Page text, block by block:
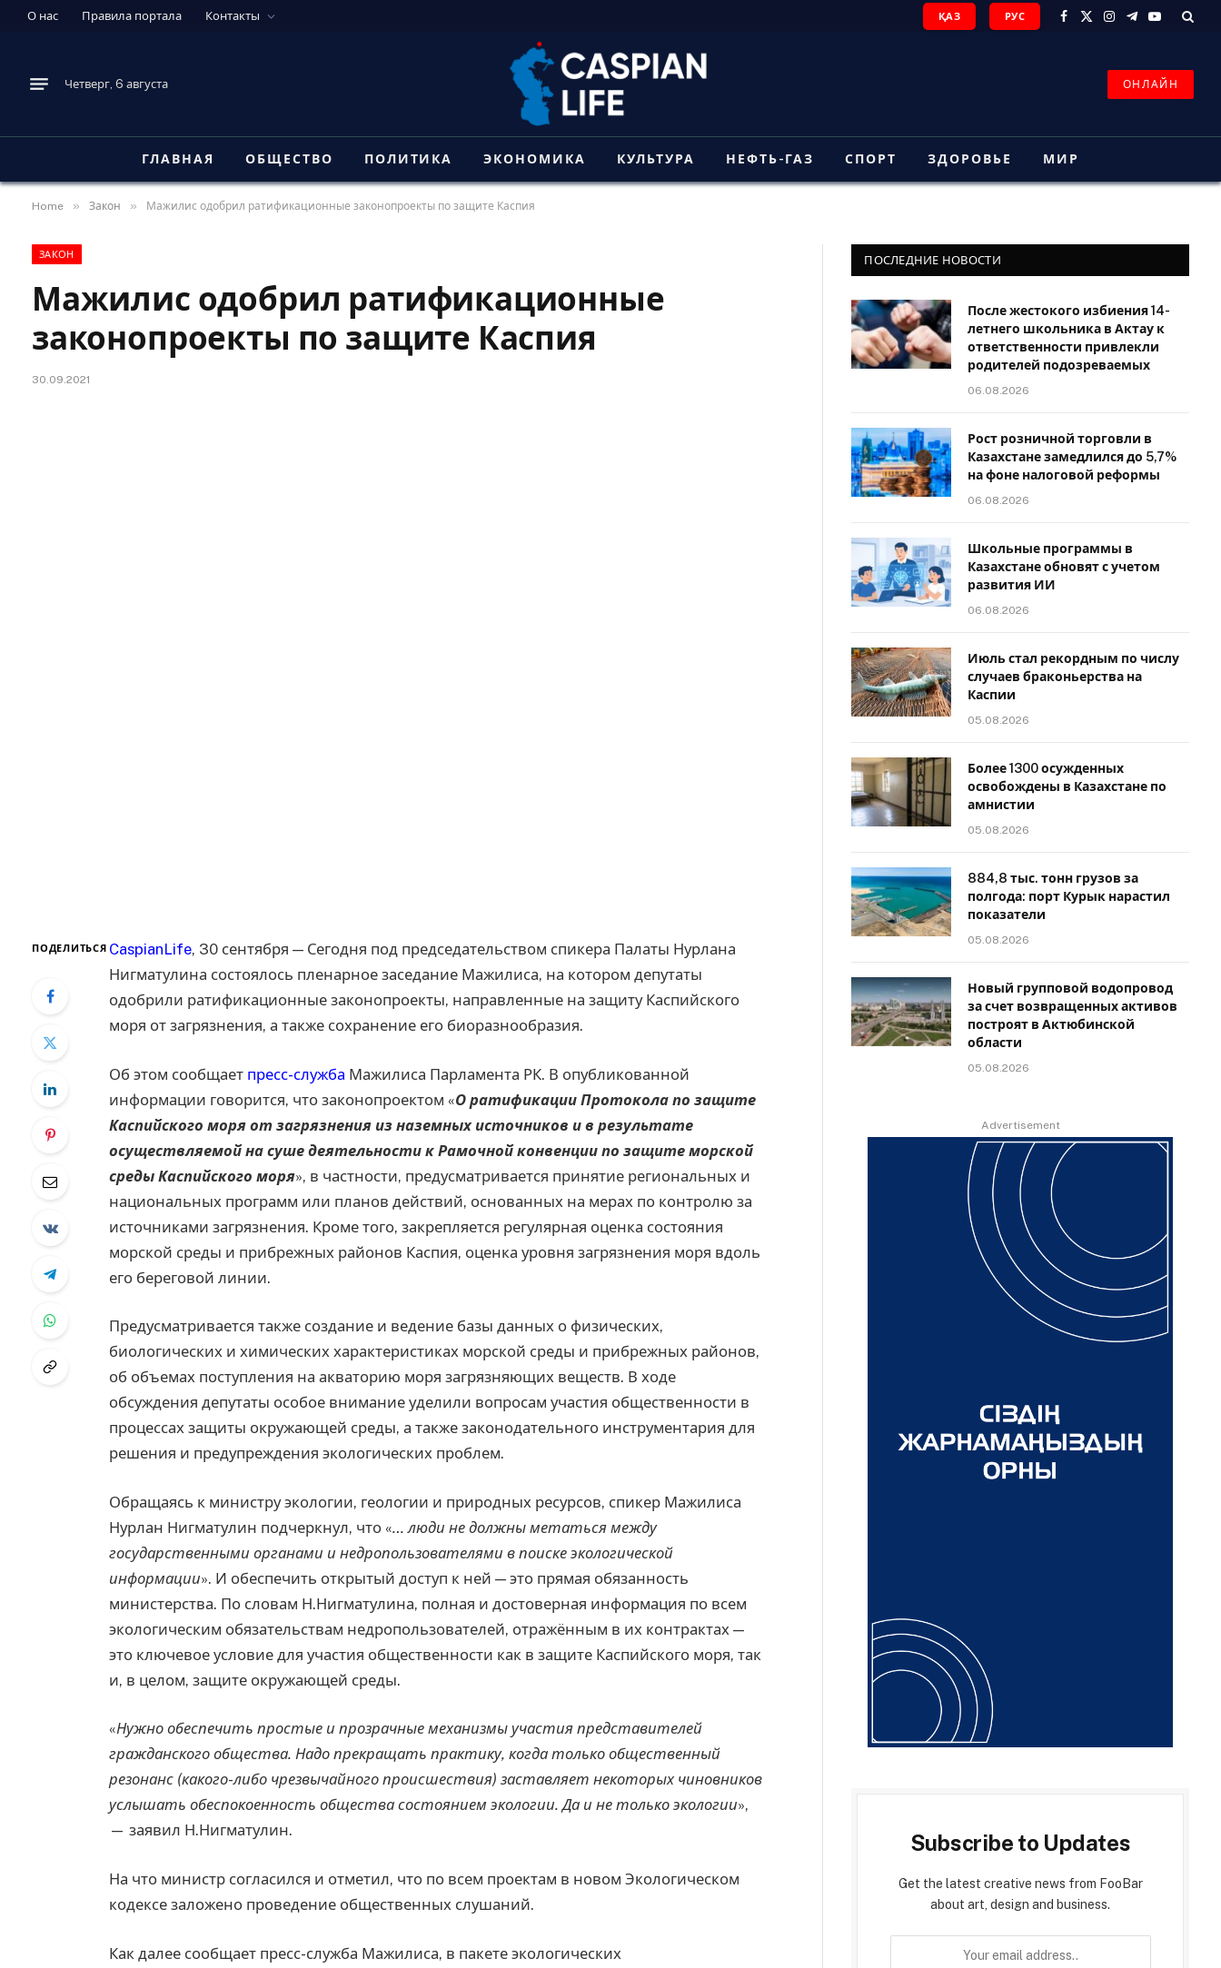
О нас Правила портала Контакты ҚАЗ РУС
Facebook
X
Instagram
Telegram
YouTube
Четверг, 6 августа ОНЛАЙН
ГЛАВНАЯ ОБЩЕСТВО ПОЛИТИКА ЭКОНОМИКА КУЛЬТУРА НЕФТЬ-ГАЗ СПОРТ ЗДОРОВЬЕ МИР
Home » Закон » Мажилис одобрил ратификационные законопроекты по защите Каспия
ЗАКОН
Мажилис одобрил ратификационные
законопроекты по защите Каспия
30.09.2021
ПОДЕЛИТЬСЯ CaspianLife, 30 сентября — Сегодня под председательством спикера Палаты Нурлана
Нигматулина состоялось пленарное заседание Мажилиса, на котором депутаты
одобрили ратификационные законопроекты, направленные на защиту Каспийского
моря от загрязнения, а также сохранение его биоразнообразия.
Об этом сообщает пресс-служба Мажилиса Парламента РК. В опубликованной
информации говорится, что законопроектом «О ратификации Протокола по защите
Каспийского моря от загрязнения из наземных источников и в результате
осуществляемой на суше деятельности к Рамочной конвенции по защите морской
среды Каспийского моря», в частности, предусматривается принятие региональных и
национальных программ или планов действий, основанных на мерах по контролю за
источниками загрязнения. Кроме того, закрепляется регулярная оценка состояния
морской среды и прибрежных районов Каспия, оценка уровня загрязнения моря вдоль
его береговой линии.
Предусматривается также создание и ведение базы данных о физических,
биологических и химических характеристиках морской среды и прибрежных районов,
об объемах поступления на акваторию моря загрязняющих веществ. В ходе
обсуждения депутаты особое внимание уделили вопросам участия общественности в
процессах защиты окружающей среды, а также законодательного инструментария для
решения и предупреждения экологических проблем.
Обращаясь к министру экологии, геологии и природных ресурсов, спикер Мажилиса
Нурлан Нигматулин подчеркнул, что «… люди не должны метаться между
государственными органами и недропользователями в поиске экологической
информации». И обеспечить открытый доступ к ней — это прямая обязанность
министерства. По словам Н.Нигматулина, полная и достоверная информация по всем
экологическим обязательствам недропользователей, отражённым в их контрактах —
это ключевое условие для участия общественности как в защите Каспийского моря, так
и, в целом, защите окружающей среды.
«Нужно обеспечить простые и прозрачные механизмы участия представителей
гражданского общества. Надо прекращать практику, когда только общественный
резонанс (какого-либо чрезвычайного происшествия) заставляет некоторых чиновников
услышать обеспокоенность общества состоянием экологии. Да и не только экологии»,
— заявил Н.Нигматулин.
На что министр согласился и отметил, что по всем проектам в новом Экологическом
кодексе заложено проведение общественных слушаний.
Как далее сообщает пресс-служба Мажилиса, в пакете экологических
ПОСЛЕДНИЕ НОВОСТИ
После жестокого избиения 14-
летнего школьника в Актау к
ответственности привлекли
родителей подозреваемых
06.08.2026
Рост розничной торговли в
Казахстане замедлился до 5,7%
на фоне налоговой реформы
06.08.2026
Школьные программы в
Казахстане обновят с учетом
развития ИИ
06.08.2026
Июль стал рекордным по числу
случаев браконьерства на
Каспии
05.08.2026
Более 1300 осужденных
освобождены в Казахстане по
амнистии
05.08.2026
884,8 тыс. тонн грузов за
полгода: порт Курык нарастил
показатели
05.08.2026
Новый групповой водопровод
за счет возвращенных активов
построят в Актюбинской
области
05.08.2026
Advertisement
Subscribe to Updates
Get the latest creative news from FooBar
about art, design and business.